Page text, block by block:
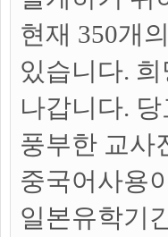
현재 350개
있습니다.
나갑니다.
풍부한 교사
중국어사용
일본유학기